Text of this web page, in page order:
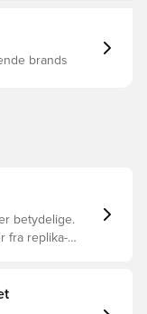
brands
betydelige.
fra replika-